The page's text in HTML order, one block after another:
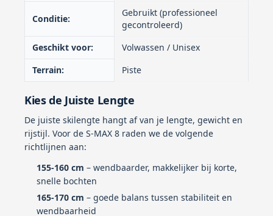
Conditie:
Gebruikt (professioneel
gecontroleerd)
Geschikt voor:
Volwassen / Unisex
Terrain:
Piste
Kies de Juiste Lengte
De juiste skilengte hangt af van je lengte, gewicht en
rijstijl. Voor de S-MAX 8 raden we de volgende
richtlijnen aan:
155-160 cm – wendbaarder, makkelijker bij korte,
snelle bochten
165-170 cm – goede balans tussen stabiliteit en
wendbaarheid